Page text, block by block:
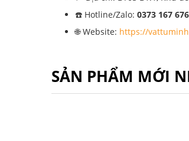
☎️ Hotline/Zalo: 0373 167 676
🌐 Website: https://
SẢN PHẨM MỚI